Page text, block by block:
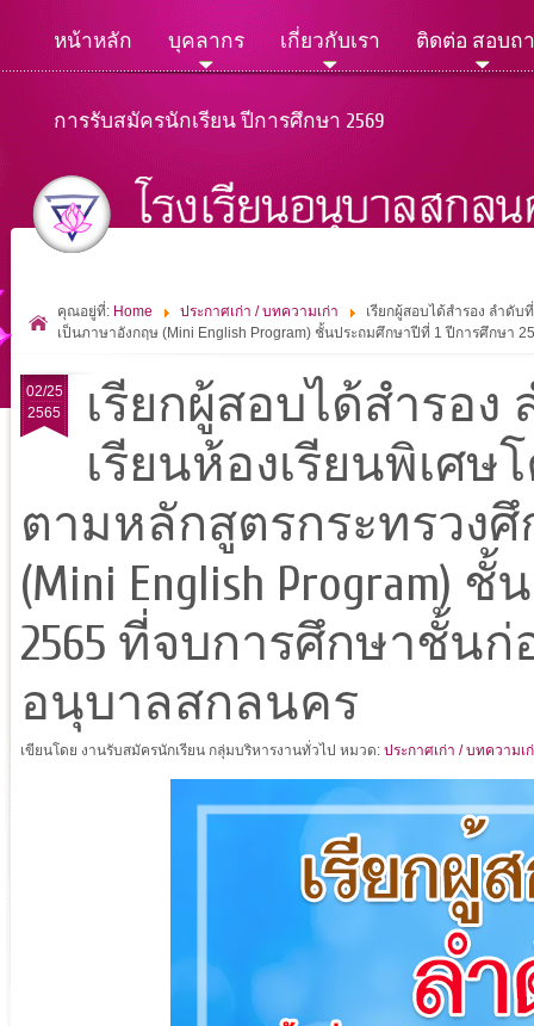
หน้าหลัก บุคลากร เกี่ยวกับเรา ติดต่อ สอบถ
การรับสมัครนักเรียน ปีการศึกษา 2569
คุณอยู่ที่: Home ประกาศเก่า / บทความเก่า
เรียกผู้สอบได้สำรอง ลำดับ
เป็นภาษาอังกฤษ (Mini English Program) ชั้นประถมศึกษาปีที่ 1 ปีการศึกษา
02/25
2565
เรียกผู้สอบได้สำรอง
เรียนห้องเรียนพิเศษ
ตามหลักสูตรกระทรวง
(Mini English Program)
2565 ที่จบการศึกษาชั้น
อนุบาลสกลนคร
เขียนโดย งานรับสมัครนักเรียน กลุ่มบริหารงานทั่วไป หมวด: ประกาศเก่า / บทความเ